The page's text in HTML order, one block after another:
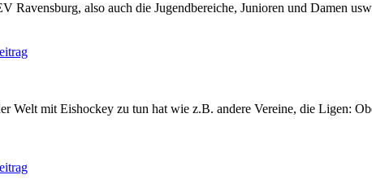
Ravensburg, also auch die Jugendbereiche, Junioren und Damen
Welt mit Eishockey zu tun hat wie z.B. andere Vereine, die